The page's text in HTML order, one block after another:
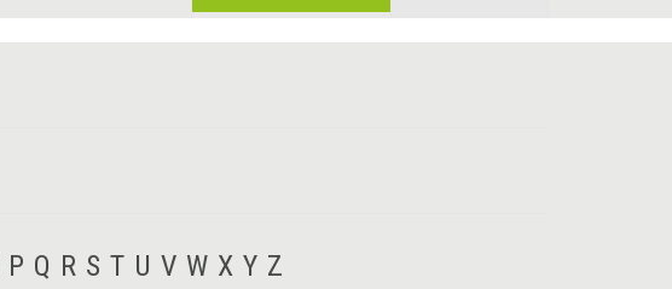
P Q R S T U V W X Y Z